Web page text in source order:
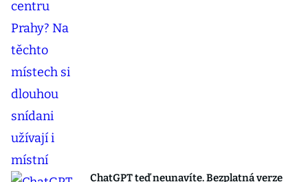
ChatGPT teď neunavíte. Bezplatná verze